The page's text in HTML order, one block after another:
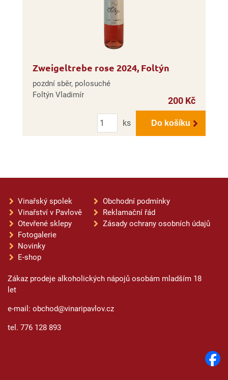
Zweigeltrebe rose 2024, Foltýn
pozdní sběr, polosuché
Foltýn Vladimír
200 Kč
Počet
ks
Do košíku
Vinařský spolek
Vinařství v Pavlově
Otevřené sklepy
Fotogalerie
Novinky
E-shop
Obchodní podmínky
Reklamační řád
Zásady ochrany osobních údajů
Zákaz prodeje alkoholických nápojů osobám mladším 18
let
e-mail: obchod@vinaripavlov.cz
tel. 776 128 893